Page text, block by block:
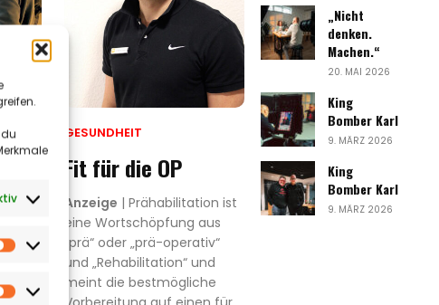
Vorlieben
Statistiken
GESUNDHEIT
Fit für die OP
Anzeige | Prähabilitation ist
eine Wortschöpfung aus
„prä“ oder „prä-operativ“
und „Rehabilitation“ und
meint die bestmögliche
„Nicht
denken.
Machen.“
20. MAI 2026
King
Bomber Karl
9. MÄRZ 2026
King
Bomber Karl
9. MÄRZ 2026